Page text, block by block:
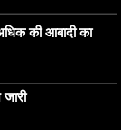
की आबादी का